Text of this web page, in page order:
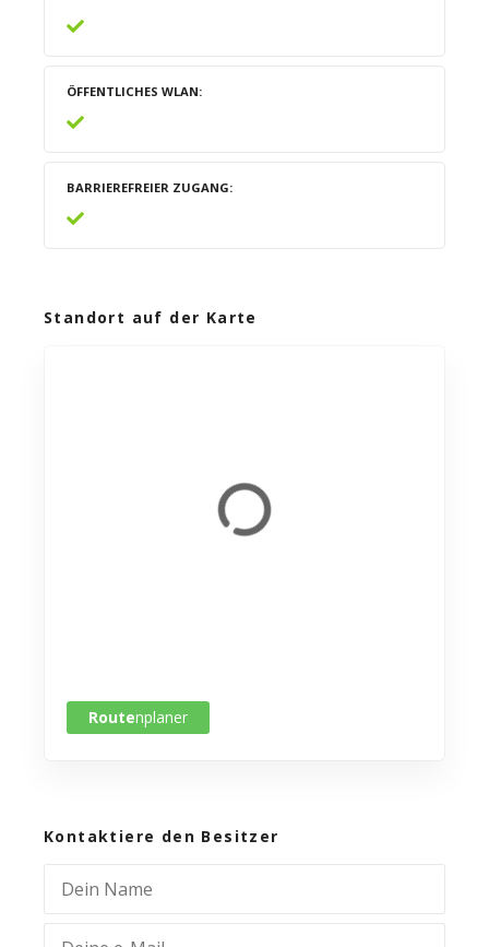
ÖFFENTLICHES WLAN
BARRIEREFREIER ZUGANG
Standort auf der Karte
Routenplaner
Kontaktiere den Besitzer